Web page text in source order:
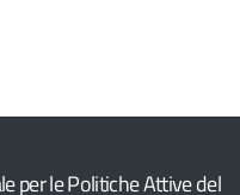
per le Politiche Attive del